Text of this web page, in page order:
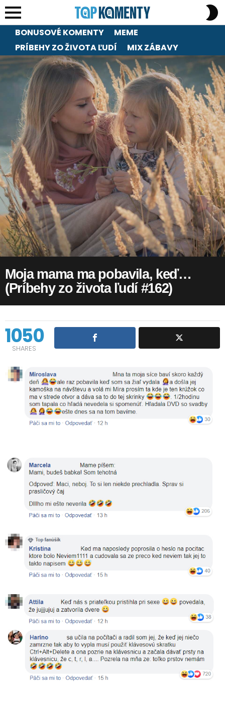
Menu
BONUSOVÉ KOMENTY
MEME
PRÍBEHY ZO ŽIVOTA ĽUDÍ
MIX ZÁBAVY
Moja mama ma pobavila, keď…
(Príbehy zo života ľudí #162)
1050
SHARES